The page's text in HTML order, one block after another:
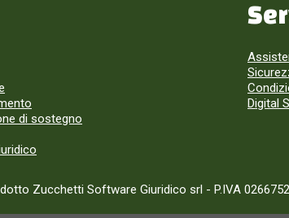
di sostegno
Digital
Zucchetti Software Giuridico srl - P.IVA